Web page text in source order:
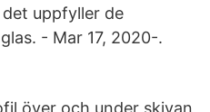
uppfyller de
- Mar 17, 2020-.
över och under skivan